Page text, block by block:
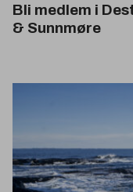
Bli medlem i
& Sunnmøre